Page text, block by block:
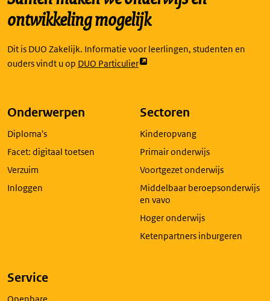
ontwikkeling mogelijk
Dit is DUO Zakelijk. Informatie voor leerlingen, studenten en
ouders vindt u op DUO Particulier
Link
in
nieuw
Onderwerpen
Diploma's
Facet: digitaal toetsen
Verzuim
Inloggen
Sectoren
Kinderopvang
Primair onderwijs
Voortgezet onderwijs
Middelbaar beroepsonderwijs
en vavo
Hoger onderwijs
Ketenpartners inburgeren
Service